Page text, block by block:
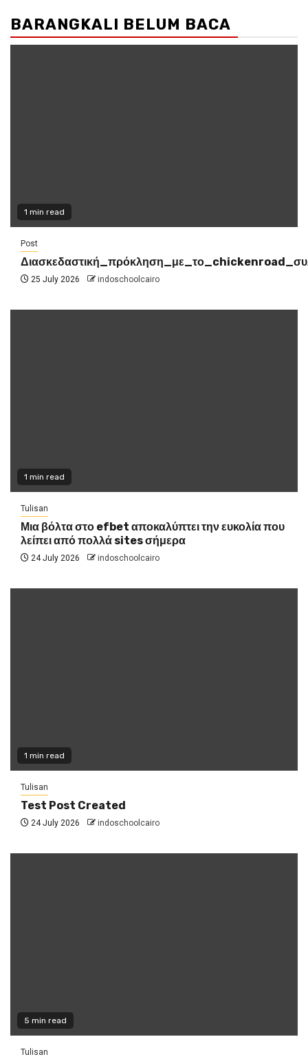
BARANGKALI BELUM BACA
1 min read
Post
25 July 2026 indoschoolcairo
1 min read
Tulisan
Μια βόλτα στο efbet αποκαλύπτει την ευκολία που
λείπει από πολλά sites σήμερα
24 July 2026 indoschoolcairo
1 min read
Tulisan
Test Post Created
24 July 2026 indoschoolcairo
5 min read
Tulisan